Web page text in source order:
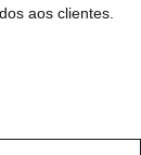
aos clientes.